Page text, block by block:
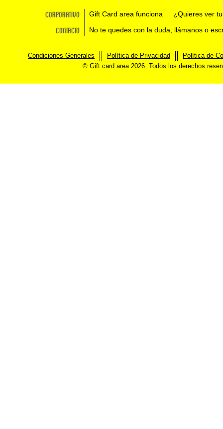
Corporativo Gift Card area funciona ¿Quieres ver
Contacto No te quedes con la duda, llámanos o
Condiciones Generales Política de Privacidad
Política de
© Gift card area 2026. Todos los derechos